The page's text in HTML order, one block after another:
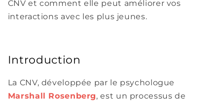
CNV et comment elle peut améliorer vos
interactions avec les plus jeunes.
Introduction
La CNV, développée par le psychologue
Marshall Rosenberg, est un processus de